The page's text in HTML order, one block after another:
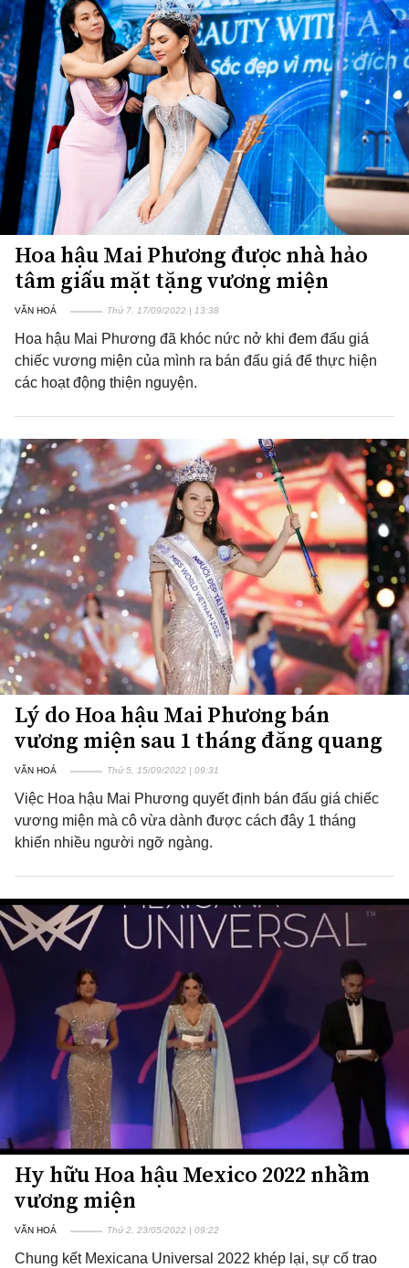
Hoa hậu Mai Phương được nhà hảo
tâm giấu mặt tặng vương miện
VĂN HOÁ Thứ 7, 17/09/2022 | 13:38
Hoa hậu Mai Phương đã khóc nức nở khi đem đấu giá
chiếc vương miện của mình ra bán đấu giá để thực hiện
các hoạt động thiện nguyện.
Lý do Hoa hậu Mai Phương bán
vương miện sau 1 tháng đăng quang
VĂN HOÁ Thứ 5, 15/09/2022 | 09:31
Việc Hoa hậu Mai Phương quyết định bán đấu giá chiếc
vương miện mà cô vừa dành được cách đây 1 tháng
khiến nhiều người ngỡ ngàng.
Hy hữu Hoa hậu Mexico 2022 nhầm
vương miện
VĂN HOÁ Thứ 2, 23/05/2022 | 09:22
Chung kết Mexicana Universal 2022 khép lại, sự cố trao